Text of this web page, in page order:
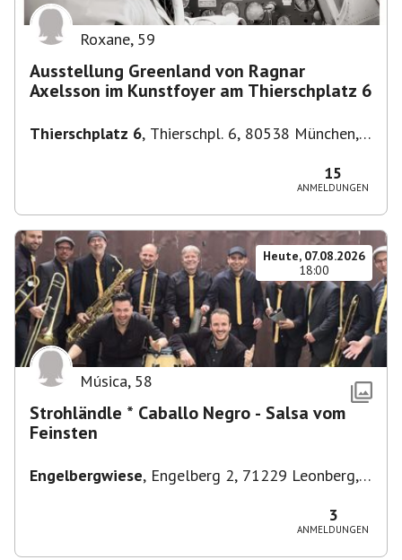
Roxane, 59
Ausstellung Greenland von Ragnar
Axelsson im Kunstfoyer am Thierschplatz 6
Thierschplatz 6, Thierschpl. 6, 80538 München,
15
ANMELDUNGEN
Heute, 07.08.2026
18:00
Música, 58
Strohländle * Caballo Negro - Salsa vom
Feinsten
Engelbergwiese, Engelberg 2, 71229 Leonberg,
3
ANMELDUNGEN